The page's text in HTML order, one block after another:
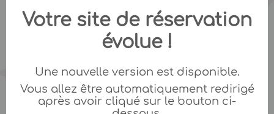
Votre site de réservation
évolue !
Une nouvelle version est disponible.
Vous allez être automatiquement redirigé
après avoir cliqué sur le bouton ci-